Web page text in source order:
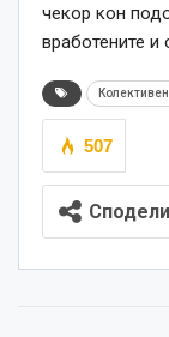
чекор кон
вработените и
507
Сподели